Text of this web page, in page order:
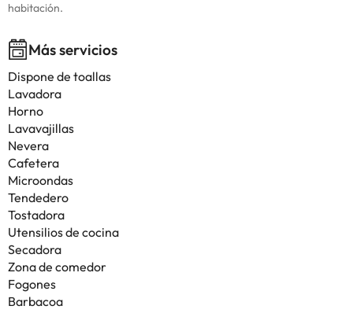
habitación.
Más servicios
Dispone de toallas
Lavadora
Horno
Lavavajillas
Nevera
Cafetera
Microondas
Tendedero
Tostadora
Utensilios de cocina
Secadora
Zona de comedor
Fogones
Barbacoa